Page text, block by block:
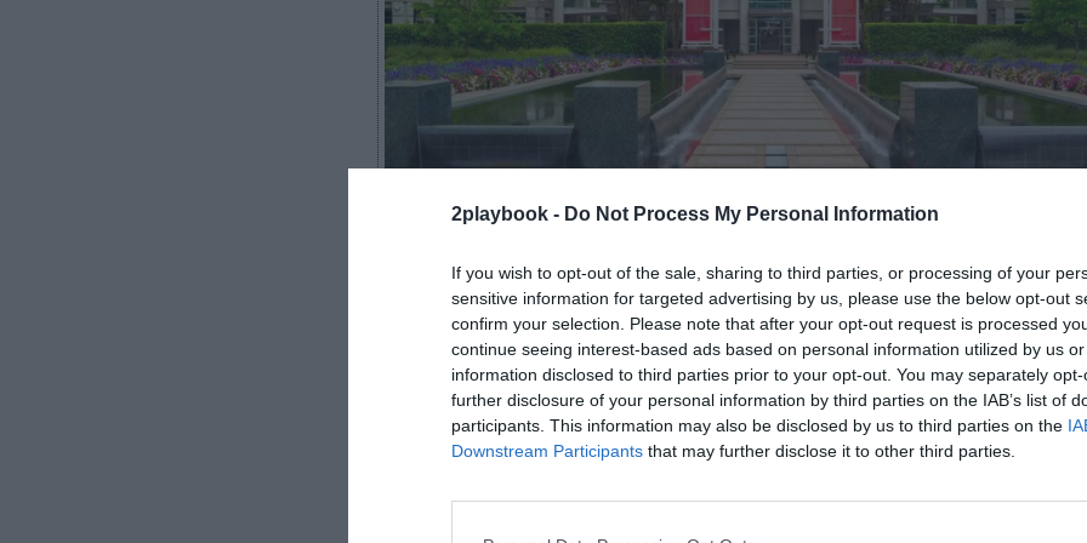
2playbook - Do Not Process My Personal Information
If you wish to opt-out of the sale, sharing to third parties, or processing of your
sensitive information for targeted advertising by us, please use the below opt-out
confirm your selection. Please note that after your opt-out request is processed
continue seeing interest-based ads based on personal information utilized by us
information disclosed to third parties prior to your opt-out. You may separately
further disclosure of your personal information by third parties on the IAB’s list of
participants. This information may also be disclosed by us to third parties on the
Downstream Participants that may further disclose it to other third parties.
2Playbook 21 de enero de 2021
Guardar Me gusta
Nike también adelgaza su sede central. La compañía
dejado dos edificios ubicados en el campus Tektronix , anexo a
cuartel general, según ha informado la consultora JLL y recoge
Business Journal . Por ahora no se han ofrecido más detalles sobre
traslado.
Nike se había instalado en este complejo de oficinas, con más